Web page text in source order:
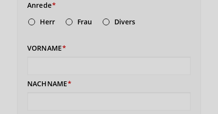
Anrede
Herr
Frau Divers
VORNAME
NACHNAME